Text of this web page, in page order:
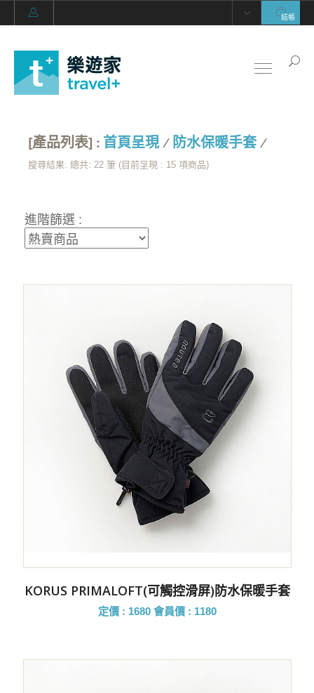
結帳
[產品列表] : 首頁呈現 / 防水保暖手套 /
搜尋結果: 總共: 22 筆 (目前呈現 : 15 項商品)
進階篩選 :
KORUS PRIMALOFT(可觸控滑屏)防水保暖手套
定價 : 1680 會員價 : 1180